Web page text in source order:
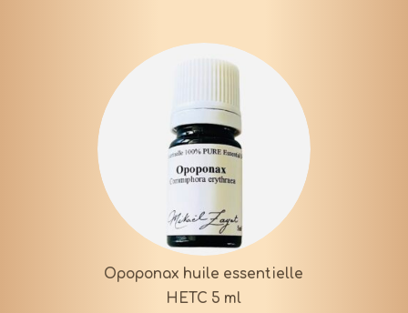
Opoponax huile essentielle
HETC 5 ml